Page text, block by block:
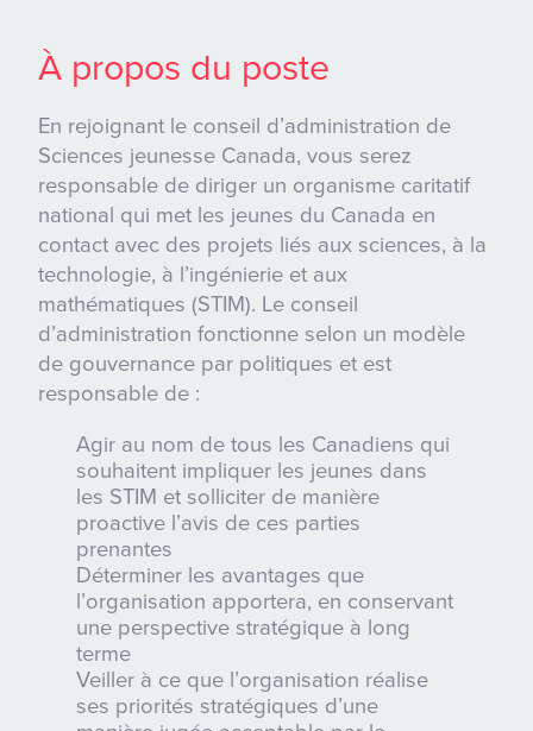
À propos du poste
En rejoignant le conseil d’administration de
Sciences jeunesse Canada, vous serez
responsable de diriger un organisme caritatif
national qui met les jeunes du Canada en
contact avec des projets liés aux sciences, à la
technologie, à l’ingénierie et aux
mathématiques (STIM). Le conseil
d’administration fonctionne selon un modèle
de gouvernance par politiques et est
responsable de :
Agir au nom de tous les Canadiens qui
souhaitent impliquer les jeunes dans
les STIM et solliciter de manière
proactive l’avis de ces parties
prenantes
Déterminer les avantages que
l’organisation apportera, en conservant
une perspective stratégique à long
terme
Veiller à ce que l’organisation réalise
ses priorités stratégiques d’une